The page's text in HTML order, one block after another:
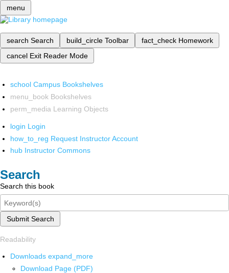
menu
search Search build_circle Toolbar fact_check Homework
cancel Exit Reader Mode
school Campus Bookshelves
menu_book Bookshelves
perm_media Learning Objects
login Login
how_to_reg Request Instructor Account
hub Instructor Commons
Search
Search this book
Submit Search
Readability
Downloads expand_more
Download Page (PDF)